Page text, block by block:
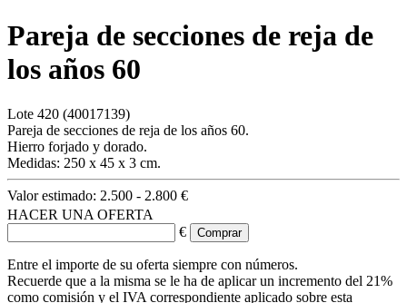
Pareja de secciones de reja de
los años 60
Lote 420 (40017139)
Pareja de secciones de reja de los años 60.
Hierro forjado y dorado.
Medidas: 250 x 45 x 3 cm.
Valor estimado: 2.500 - 2.800 €
HACER UNA OFERTA
€
Entre el importe de su oferta siempre con números.
Recuerde que a la misma se le ha de aplicar un incremento del 21%
como comisión y el IVA correspondiente aplicado sobre esta